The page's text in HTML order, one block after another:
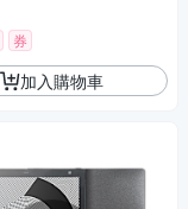
券
加入購物車